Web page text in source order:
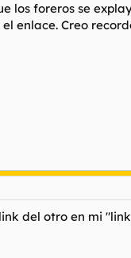
los foreros se
enlace. Creo
del otro en mi